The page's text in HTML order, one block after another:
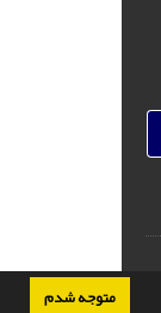
متوجه شدم